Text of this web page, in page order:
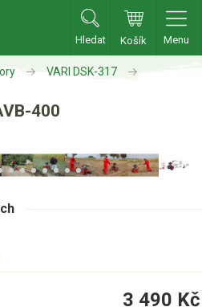
Hledat Košík Menu
VARI DSK-317
400
3 490 Kč